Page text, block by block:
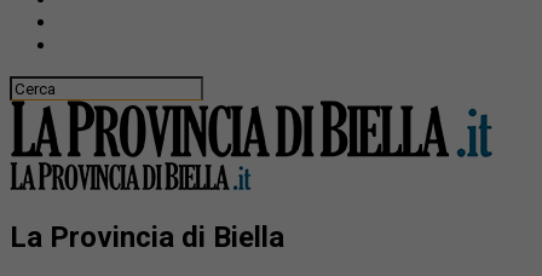
La Provincia di Biella